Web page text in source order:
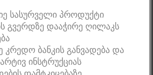
სასურველი პროდუქტი
გვერდზე დააჭირე ღილაკს
კრედო ბანკის განვადება და
ინსტრუქციას